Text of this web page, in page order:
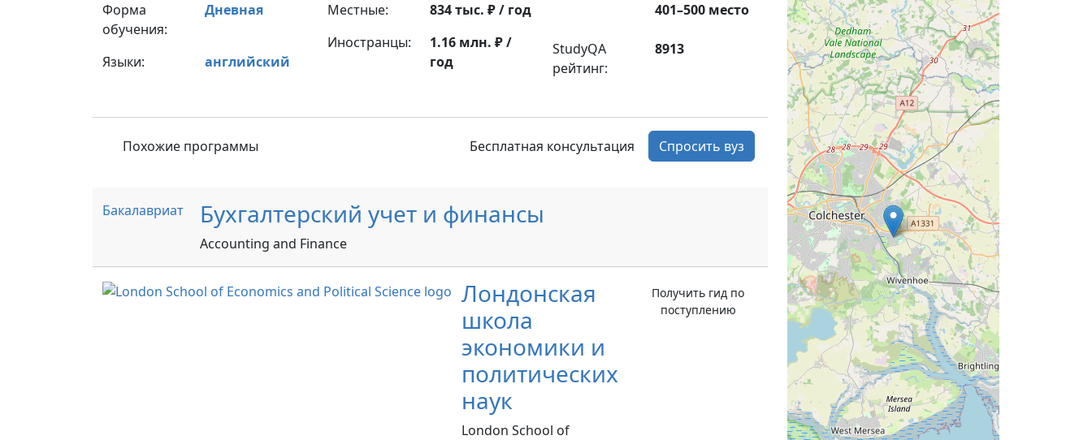
Форма
обучения:
Дневная
Языки: английский
Местные:
834 тыс. ₽ / год
Иностранцы:
1.16 млн. ₽ /
год
401–500 место
StudyQA
рейтинг:
8913
Похожие программы Бесплатная консультация Спросить вуз
Бакалавриат Бухгалтерский учет и финансы
Accounting and Finance
Лондонская
школа
экономики и
политических
наук
London School of
Получить гид по
поступлению